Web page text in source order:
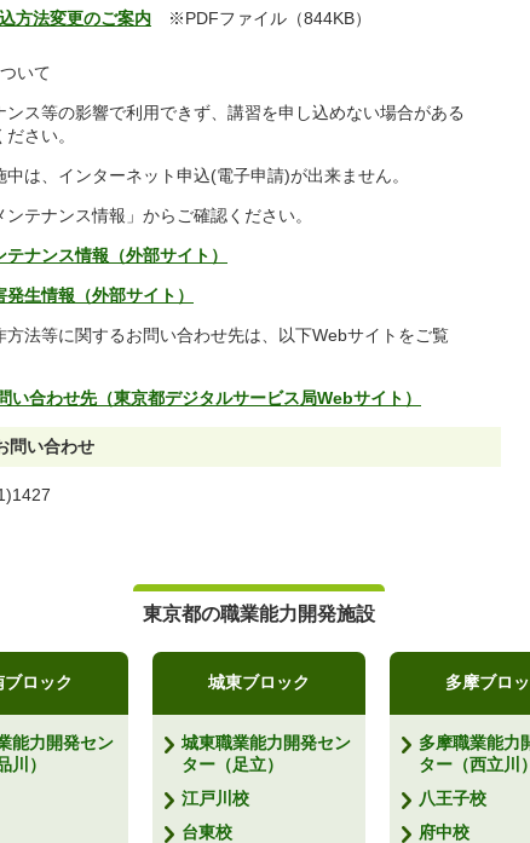
方法変更のご案内 ※PDFファイル（844KB）
いて
等の影響で利用できず、講習を申し込めない場合がある
さい。
インターネット申込(電子申請)が出来ません。
ンス情報」からご確認ください。
テナンス情報（外部サイト）
生情報（外部サイト）
に関するお問い合わせ先は、以下Webサイトをご覧
い合わせ先（東京都デジタルサービス局Webサイト）
問い合わせ
東京都の職業能力開発施設
ブロック
能力開発セン
川）
城東ブロック
城東職業能力開発セン
ター（足立）
江戸川校
台東校
多摩ブロ
多摩職業能力
ター（西立川
八王子校
府中校